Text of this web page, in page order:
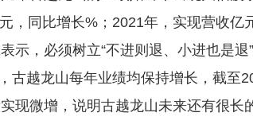
，同比增长%；2021年，实现营收
示，必须树立“不进则退、小进也是
古越龙山每年业绩均保持增长，截至
现微增，说明古越龙山未来还有很长